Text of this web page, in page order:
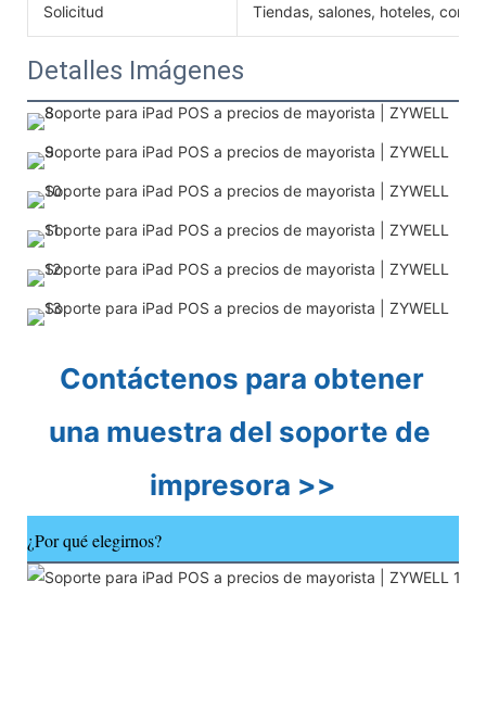
Solicitud Tiendas, salones, hoteles,
Detalles Imágenes
Contáctenos para obtener
una muestra del soporte de
impresora >>
¿Por qué elegirnos?